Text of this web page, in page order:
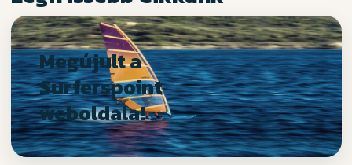
Megújult a
Surferspoint
weboldala!